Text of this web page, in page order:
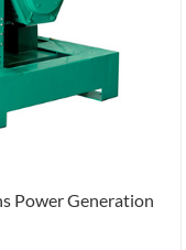
Power Generation